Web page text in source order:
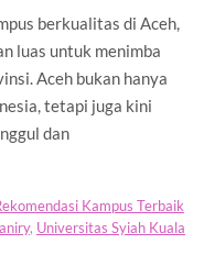
berkualitas di Aceh,
luas untuk menimba
Aceh bukan hanya
tetapi juga kini
dan
Kampus Terbaik
, Universitas Syiah Kuala